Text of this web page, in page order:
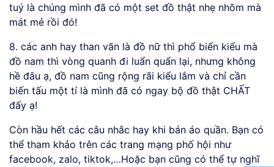
tuý là chúng mình đã có một set đồ thật nhẹ nhõm mà
mát mẻ rồi đó!
8. các anh hay than vãn là đồ nữ thì phổ biến kiểu mà
đồ nam thì vòng quanh đi luẩn quẩn lại, nhưng không
hề đâu ạ, đồ nam cũng rộng rãi kiểu lắm và chỉ cần
biến tấu một tí là mình đã có ngay bộ đồ thật CHẤT
đấy ạ!
Còn hầu hết các câu nhắc hay khi bán áo quần. Bạn có
thể tham khảo trên các trang mạng phố hội như
facebook, zalo, tiktok,…Hoặc bạn cũng có thể tự nghĩ